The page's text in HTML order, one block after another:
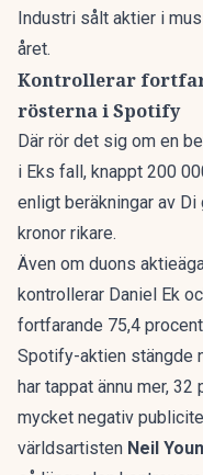
Industri sålt aktier i
året.
Kontrollerar
rösterna i Spotify
Där rör det sig om en
i Eks fall, knappt 200
enligt beräkningar av
kronor rikare.
Även om duons
kontrollerar Daniel Ek
fortfarande 75,4
Spotify-aktien stängde
har tappat ännu mer,
mycket negativ
världsartisten Neil